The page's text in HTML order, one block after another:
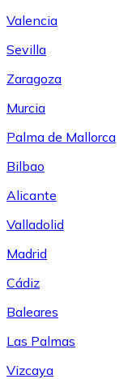
Valencia
Sevilla
Zaragoza
Murcia
Palma de Mallorca
Bilbao
Alicante
Valladolid
Madrid
Cádiz
Baleares
Las Palmas
Vizcaya